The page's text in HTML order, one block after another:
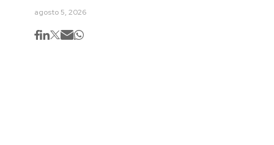
agosto 5, 2026